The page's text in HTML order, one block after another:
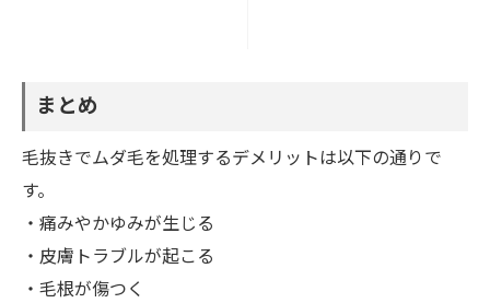
まとめ
毛抜きでムダ毛を処理するデメリットは以下の通りで
す。
・痛みやかゆみが生じる
・皮膚トラブルが起こる
・毛根が傷つく